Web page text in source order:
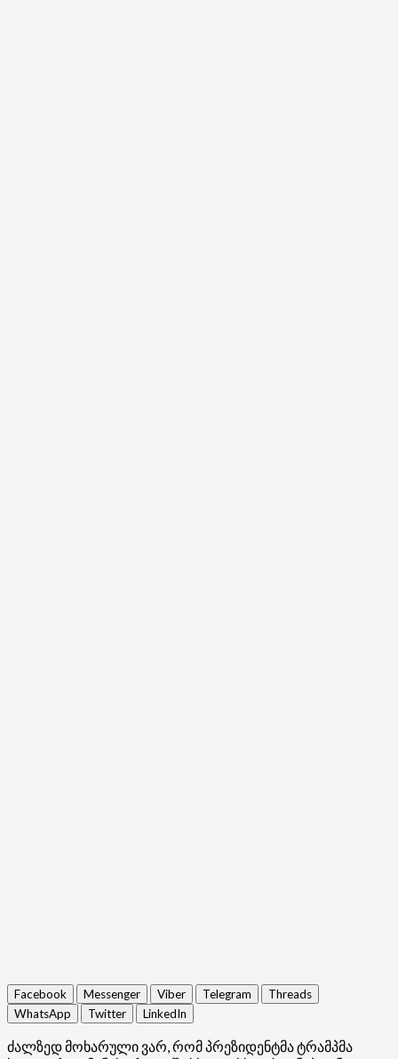
Facebook Messenger Viber Telegram
Threads
WhatsApp
Twitter LinkedIn
ძალზედ მოხარული ვარ, რომ პრეზიდენტმა ტრამპმა